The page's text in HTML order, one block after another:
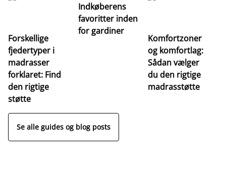
Forskellige
fjedertyper i
madrasser
forklaret: Find
den rigtige
støtte
Indkøberens
favoritter inden
for gardiner
Komfortzoner
og komfortlag:
Sådan vælger
du den rigtige
madrasstøtte
Se alle guides og blog posts